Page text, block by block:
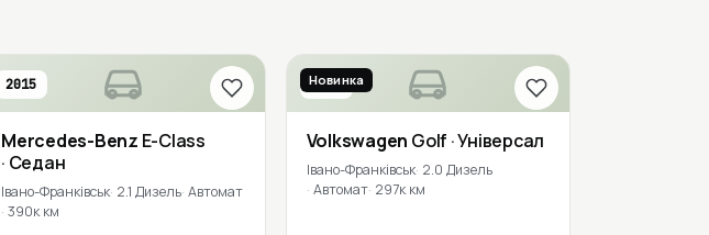
2015
Mercedes-Benz E-Class
· Седан
Івано-Франківськ 2.1 Дизель Автомат
390к км
2018
Новинка
Volkswagen Golf · Універсал
Івано-Франківськ 2.0 Дизель
Автомат 297к км